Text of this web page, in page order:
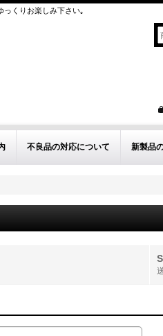
っくりお楽しみ下さい｡
不良品の対応について 新製品